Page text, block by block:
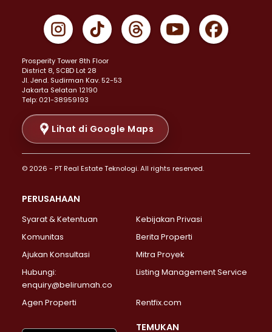
Properti Dijual di Gambir >
Properti Dijual di Johar Baru >
Properti Dijual di Menteng >
Properti Dijual di Senen >
Properti Dijual di Tanah Abang >
Properti Dijual di Cikini >
Properti Dijual di Kramat >
Properti Dijual di Pasar Baru >
Properti Dijual di Bendungan Hilir >
Properti Dijual di Jakarta Selatan >
Properti Dijual di Lebak Bulus >
Properti Dijual di Gandaria Selatan >
Properti Dijual di Pondok Labu >
Properti Dijual di Lenteng Agung >
Properti Dijual di Senayan >
Properti Dijual di Pondok Pinang >
Properti Dijual di Kebayoran Lama >
Prosperity Tower 8th Floor
District 8, SCBD Lot 28
JI. Jend. Sudirman Kav. 52-53
Jakarta Selatan 12190
Telp: 021-38959193
Lihat di Google Maps
© 2026 - PT Real Estate Teknologi. All rights reserved.
PERUSAHAAN
Syarat & Ketentuan
Kebijakan Privasi
Komunitas
Berita Properti
Ajukan Konsultasi
Mitra Proyek
Hubungi:
enquiry@belirumah.co
Listing Management Service
Agen Properti Rentfix.com
TEMUKAN